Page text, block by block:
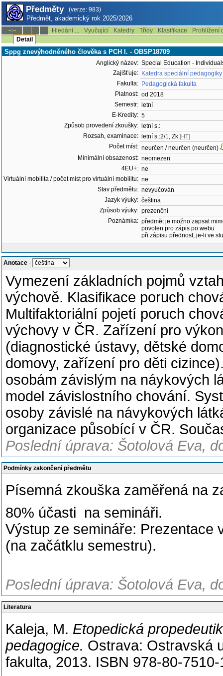
Předměty (verze: 983)
Předmět, akademický rok 2025/2026
--:-- Hledání ... Vyučující Katedry Třídy Klasifikace
Prohlížení
Detail
Sppg znevýhodněného člověka s PCH I. - OBSP18709
Anglický název: Special Education -
Zajišťuje: Katedra speciální
Fakulta: Pedagogická fakulta
Platnost: od 2018
Semestr:
letní
E-Kredity: 5
Způsob provedení zkoušky:
letní s.:
Rozsah, examinace:
letní s.:2/1, Zk [HT]
Počet míst: neurčen / neurčen (neurčen)
Minimální obsazenost: neomezen
4EU+: ne
Virtuální mobilita / počet míst pro virtuální mobilitu: ne
Stav předmětu: nevyučován
Jazyk výuky: čeština
Způsob výuky: prezenční
Poznámka: předmět je možno zapsat
povolen pro zápis po webu
při zápisu přednost, je-li ve
Anotace -
Vymezení základních pojmů
výchově. Klasifikace poruch
Multifaktoriální pojetí poruch
výchovy v ČR. Zařízení pro
(diagnostické ústavy, dětské
domovy, zařízení pro děti
osobám závislým na náykových
model závislostního chování.
osoby závislé na návykových
organizace působící v ČR.
Poslední úprava: Šotolová Eva,
Podmínky zakončení předmětu
Písemná zkouška zaměřená na
80% účasti na semináři.
Výstup ze semináře: Prezentace
(na začátklu semestru).
Poslední úprava: Šotolová Eva,
Literatura
Kaleja, M. Etopedická
pedagogice. Ostrava: Ostravská
fakulta, 2013. ISBN 978-80-